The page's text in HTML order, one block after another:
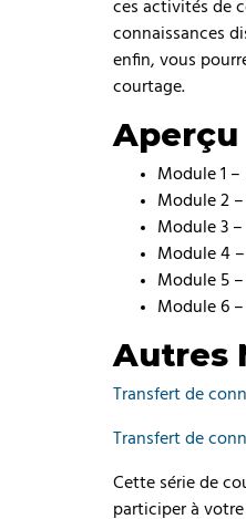
ces activités de
connaissances
enfin, vous
courtage.
Aperçu
Module 1 –
Module 2 –
Module 3 –
Module 4 –
Module 5 –
Module 6 –
Autres
Transfert de
Transfert de
Cette série de
participer à votre